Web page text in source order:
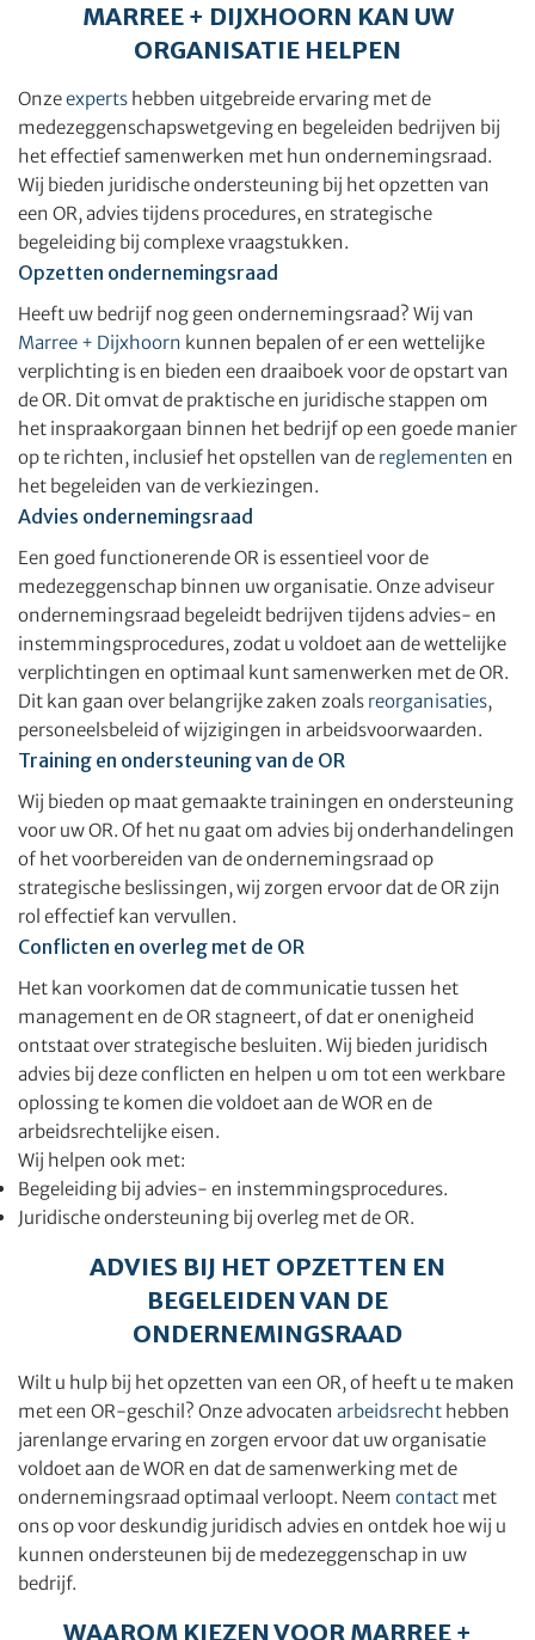
MARREE + DIJXHOORN KAN UW
ORGANISATIE HELPEN
Onzeexperts hebben uitgebreide ervaring met de
medezeggenschapswetgeving en begeleiden bedrijven bij
het effectief samenwerken met hun ondernemingsraad.
Wij bieden juridische ondersteuning bij het opzetten van
een OR, advies tijdens procedures, en strategische
begeleiding bij complexe vraagstukken.
Opzetten ondernemingsraad
Heeft uw bedrijf nog geen ondernemingsraad? Wij van
Marree + Dijxhoorn kunnen bepalen of er een wettelijke
verplichting is en bieden een draaiboek voor de opstart van
de OR. Dit omvat de praktische en juridische stappen om
het inspraakorgaan binnen het bedrijf op een goede manier
op te richten, inclusief het opstellen van de reglementen en
het begeleiden van de verkiezingen.
Advies ondernemingsraad
Een goed functionerende OR is essentieel voor de
medezeggenschap binnen uw organisatie. Onze adviseur
ondernemingsraad begeleidt bedrijven tijdens advies- en
instemmingsprocedures, zodat u voldoet aan de wettelijke
verplichtingen en optimaal kunt samenwerken met de OR.
Dit kan gaan over belangrijke zaken zoals reorganisaties,
personeelsbeleid of wijzigingen in arbeidsvoorwaarden.
Training en ondersteuning van de OR
Wij bieden op maat gemaakte trainingen en ondersteuning
voor uw OR. Of het nu gaat om advies bij onderhandelingen
of het voorbereiden van de ondernemingsraad op
strategische beslissingen, wij zorgen ervoor dat de OR zijn
rol effectief kan vervullen.
Conflicten en overleg met de OR
Het kan voorkomen dat de communicatie tussen het
management en de OR stagneert, of dat er onenigheid
ontstaat over strategische besluiten. Wij bieden juridisch
advies bij deze conflicten en helpen u om tot een werkbare
oplossing te komen die voldoet aan de WOR en de
arbeidsrechtelijke eisen.
Wij helpen ook met:
Begeleiding bij advies- en instemmingsprocedures.
Juridische ondersteuning bij overleg met de OR.
ADVIES BIJ HET OPZETTEN EN
BEGELEIDEN VAN DE
ONDERNEMINGSRAAD
Wilt u hulp bij het opzetten van een OR, of heeft u te maken
met een OR-geschil? Onze advocaten arbeidsrecht hebben
jarenlange ervaring en zorgen ervoor dat uw organisatie
voldoet aan de WOR en dat de samenwerking met de
ondernemingsraad optimaal verloopt. Neem contact met
ons op voor deskundig juridisch advies en ontdek hoe wij u
kunnen ondersteunen bij de medezeggenschap in uw
bedrijf.
WAAROM KIEZEN VOOR MARREE +